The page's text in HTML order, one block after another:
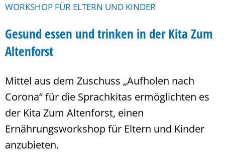
WORKSHOP FÜR ELTERN UND KINDER
Gesund essen und trinken in der Kita Zum
Altenforst
Mittel aus dem Zuschuss „Aufholen nach
Corona“ für die Sprachkitas ermöglichten es
der Kita Zum Altenforst, einen
Ernährungsworkshop für Eltern und Kinder
anzubieten.